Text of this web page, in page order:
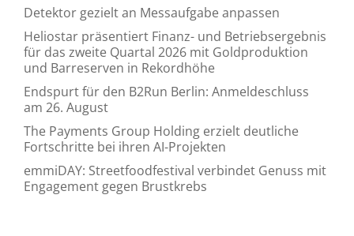
Detektor gezielt an Messaufgabe anpassen
Heliostar präsentiert Finanz- und Betriebsergebnis
für das zweite Quartal 2026 mit Goldproduktion
und Barreserven in Rekordhöhe
Endspurt für den B2Run Berlin: Anmeldeschluss
am 26. August
The Payments Group Holding erzielt deutliche
Fortschritte bei ihren AI-Projekten
emmiDAY: Streetfoodfestival verbindet Genuss mit
Engagement gegen Brustkrebs